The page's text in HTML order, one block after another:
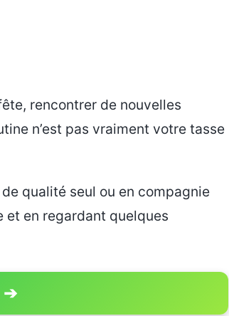
rencontrer de nouvelles
n’est pas vraiment votre tasse
qualité seul ou en compagnie
et en regardant quelques
➔
OF 5